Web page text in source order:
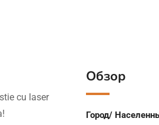
cu laser
Обзор
Город/